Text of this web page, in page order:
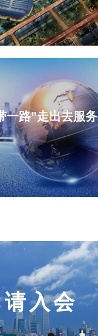
一路”走出去服务
请入会